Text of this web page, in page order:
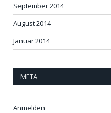
September 2014
August 2014
Januar 2014
META
Anmelden